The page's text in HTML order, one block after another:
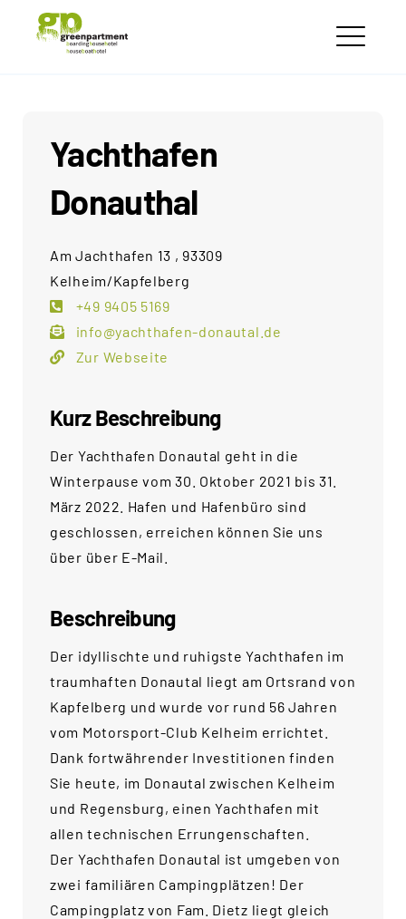
greenpartment
houseboathotels
Search
for:
Yachthafen
Donauthal
Am Jachthafen 13 , 93309
Kelheim/Kapfelberg
+49 9405 5169
info@yachthafen-donautal.de
Zur Webseite
Kurz Beschreibung
Der Yachthafen Donautal geht in die
Winterpause vom 30. Oktober 2021 bis 31.
März 2022. Hafen und Hafenbüro sind
geschlossen, erreichen können Sie uns
über über E-Mail.
Beschreibung
Der idyllischte und ruhigste Yachthafen im
traumhaften Donautal liegt am Ortsrand von
Kapfelberg und wurde vor rund 56 Jahren
vom Motorsport-Club Kelheim errichtet.
Dank fortwährender Investitionen finden
Sie heute, im Donautal zwischen Kelheim
und Regensburg, einen Yachthafen mit
allen technischen Errungenschaften.
Der Yachthafen Donautal ist umgeben von
zwei familiären Campingplätzen! Der
Campingplatz von Fam. Dietz liegt gleich